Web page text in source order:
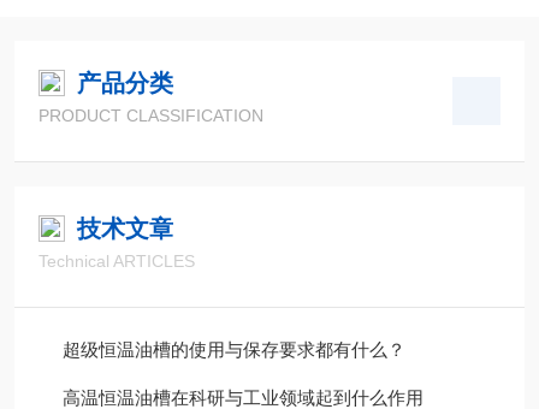
产品分类
PRODUCT CLASSIFICATION
技术文章
Technical ARTICLES
超级恒温油槽的使用与保存要求都有什么？
高温恒温油槽在科研与工业领域起到什么作用